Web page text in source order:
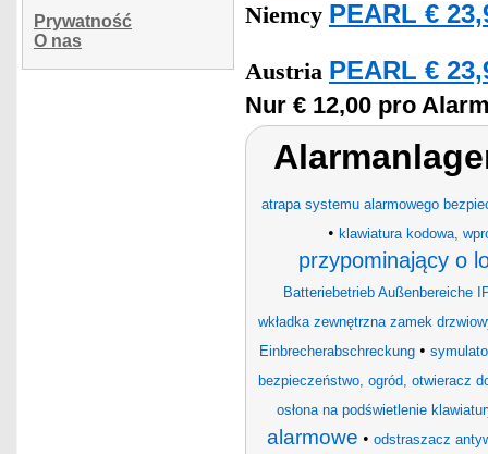
Prywatność
O nas
Niemcy PEARL €
Austria PEARL €
Nur € 12,00 pro
atrapa systemu alarmowego
• klawiatura kodowa,
przypominający o
Batteriebetrieb Außenbereiche
wkładka zewnętrzna zamek
Einbrecherabschreckung•
bezpieczeństwo, ogród, otwieracz
osłona na podświetlenie
alarmowe • odstraszacz